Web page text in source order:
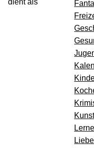
dient als